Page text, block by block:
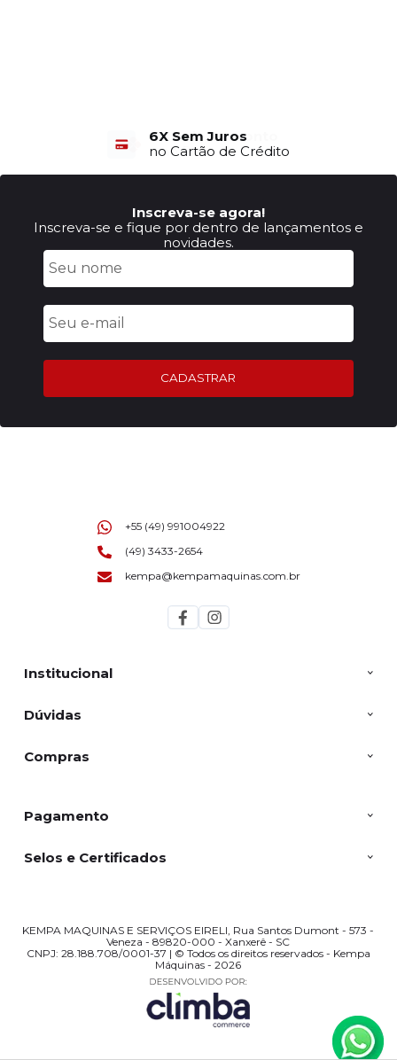
6X Sem Juros
no Cartão de Crédito
Inscreva-se agora!
Inscreva-se e fique por dentro de lançamentos e
novidades.
CADASTRAR
Institucional
Dúvidas
Compras
+55 (49) 991004922
(49) 3433-2654
kempa@kempamaquinas.com.br
Pagamento
Selos e Certificados
KEMPA MAQUINAS E SERVIÇOS EIRELI, Rua Santos Dumont - 573 -
Veneza - 89820-000 - Xanxerê - SC
CNPJ: 28.188.708/0001-37 | © Todos os direitos reservados - Kempa
Máquinas - 2026